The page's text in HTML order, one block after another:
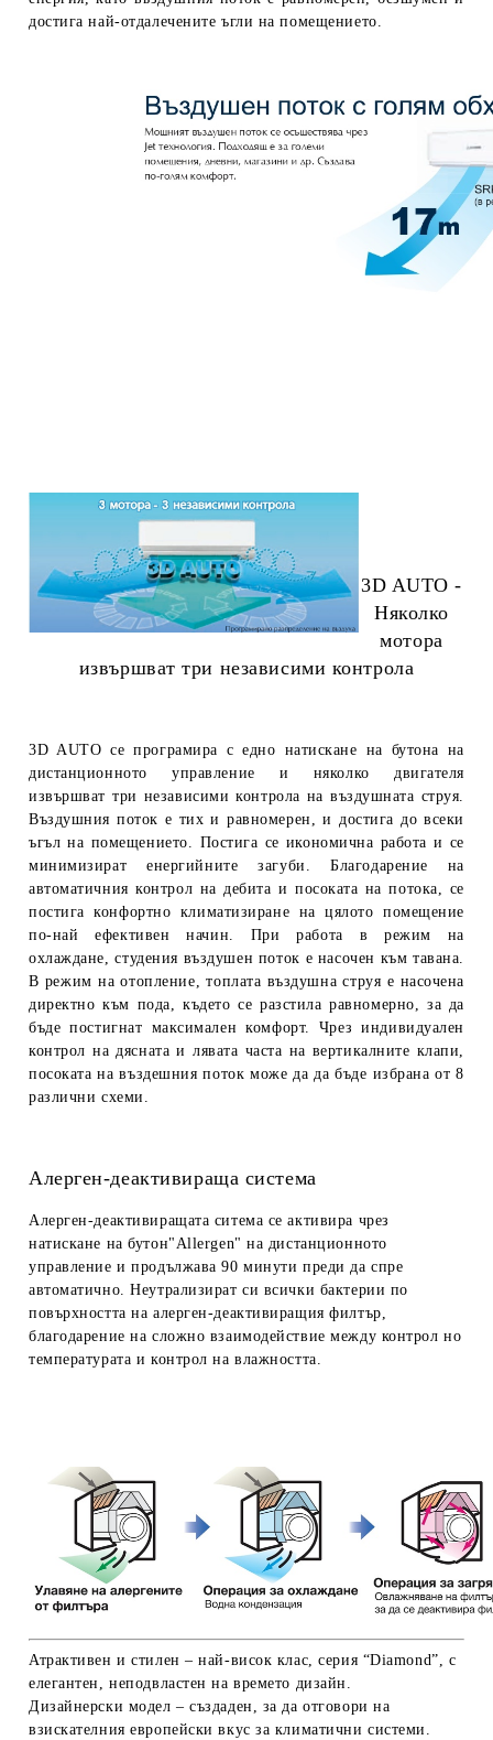
достига най-отдалечените ъгли на помещението.
3D AUTO -
Няколко
мотора
извършват три независими контрола
3D AUTO се програмира с едно натискане на бутона на
дистанционното управление и няколко двигателя
извършват три независими контрола на въздушната струя.
Въздушния поток е тих и равномерен, и достига до всеки
ъгъл на помещението. Постига се икономична работа и се
минимизират енергийните загуби.Благодарение на
автоматичния контрол на дебита и посоката на потока, се
постига конфортно климатизиране на цялото помещение
по-най ефективен начин. При работа в режим на
охлаждане, студения въздушен поток е насочен към тавана.
В режим на отопление, топлата въздушна струя е насочена
директно към пода, където се разстила равномерно, за да
бъде постигнат максимален комфорт. Чрез индивидуален
контрол на дясната и лявата часта на вертикалните клапи,
посоката на въздешния поток може да да бъде избрана от 8
различни схеми.
Алерген-деактивираща система
Алерген-деактивиращата ситема се активира чрез
натискане на бутон" Allergen" на дистанционното
управление и продължава 90 минути преди да спре
автоматично. Неутрализират си всички бактерии по
повърхността на алерген-деактивиращия филтър,
благодарение на сложно взаимодействие между контрол но
температурата и контрол на влажността.
Атрактивен и стилен – най-висок клас, серия “Diamond”, с
елегантен, неподвластен на времето дизайн.
Дизайнерски модел – създаден, за да отговори на
взискателния европейски вкус за климатични системи.